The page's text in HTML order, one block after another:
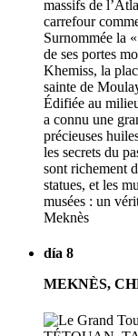
massifs de
carrefour
Surnommée la
de ses portes
Khemiss, la
sainte de
Édifiée au
a connu une
précieuses
les secrets du
sont richement
statues, et les
musées : un
Meknès
día 8
MEKNÈS,